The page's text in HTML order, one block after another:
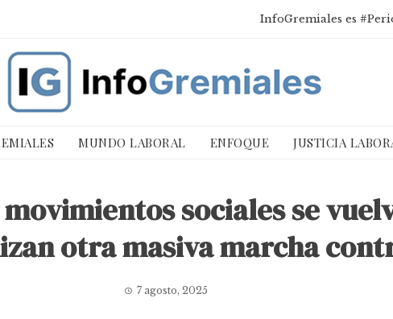
InfoGremiales es
MUNDO LABORAL ENFOQUE JUSTICIA
movimientos sociales se
otra masiva marcha
7 agosto, 2025